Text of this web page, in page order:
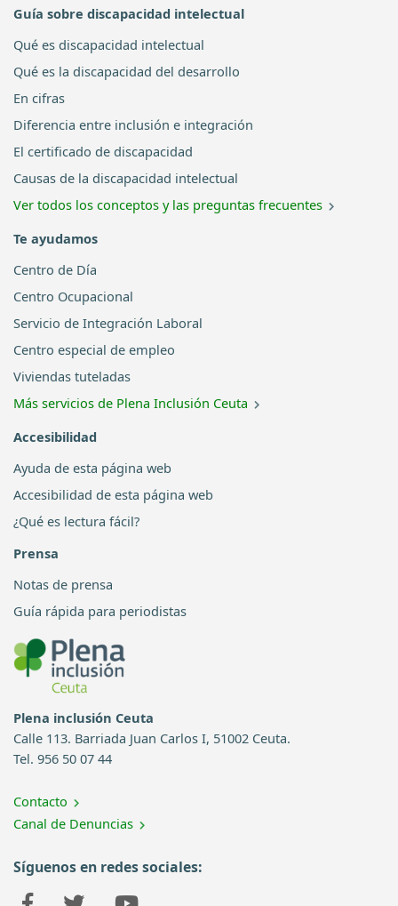
Guía sobre discapacidad intelectual
Qué es discapacidad intelectual
Qué es la discapacidad del desarrollo
En cifras
Diferencia entre inclusión e integración
El certificado de discapacidad
Causas de la discapacidad intelectual
Ver todos los conceptos y las preguntas frecuentes
Te ayudamos
Centro de Día
Centro Ocupacional
Servicio de Integración Laboral
Centro especial de empleo
Viviendas tuteladas
Más servicios de Plena Inclusión Ceuta
Accesibilidad
Ayuda de esta página web
Accesibilidad de esta página web
¿Qué es lectura fácil?
Prensa
Notas de prensa
Guía rápida para periodistas
Plena inclusión Ceuta
Calle 113. Barriada Juan Carlos I, 51002 Ceuta.
Tel. 956 50 07 44
Contacto
Canal de Denuncias
Síguenos en redes sociales: